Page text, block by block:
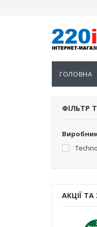
ГОЛОВНА
ФІЛЬТР
АКЦІЇ